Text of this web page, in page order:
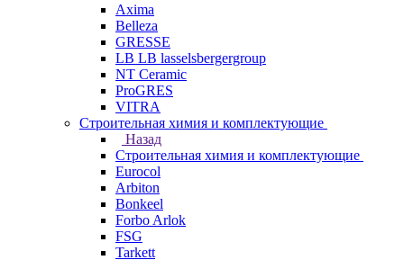
Axima
Belleza
GRESSE
LB LB lasselsbergergroup
NT Ceramic
ProGRES
VITRA
Строительная химия и комплектующие
Назад
Строительная химия и комплектующие
Eurocol
Arbiton
Bonkeel
Forbo Arlok
FSG
Tarkett